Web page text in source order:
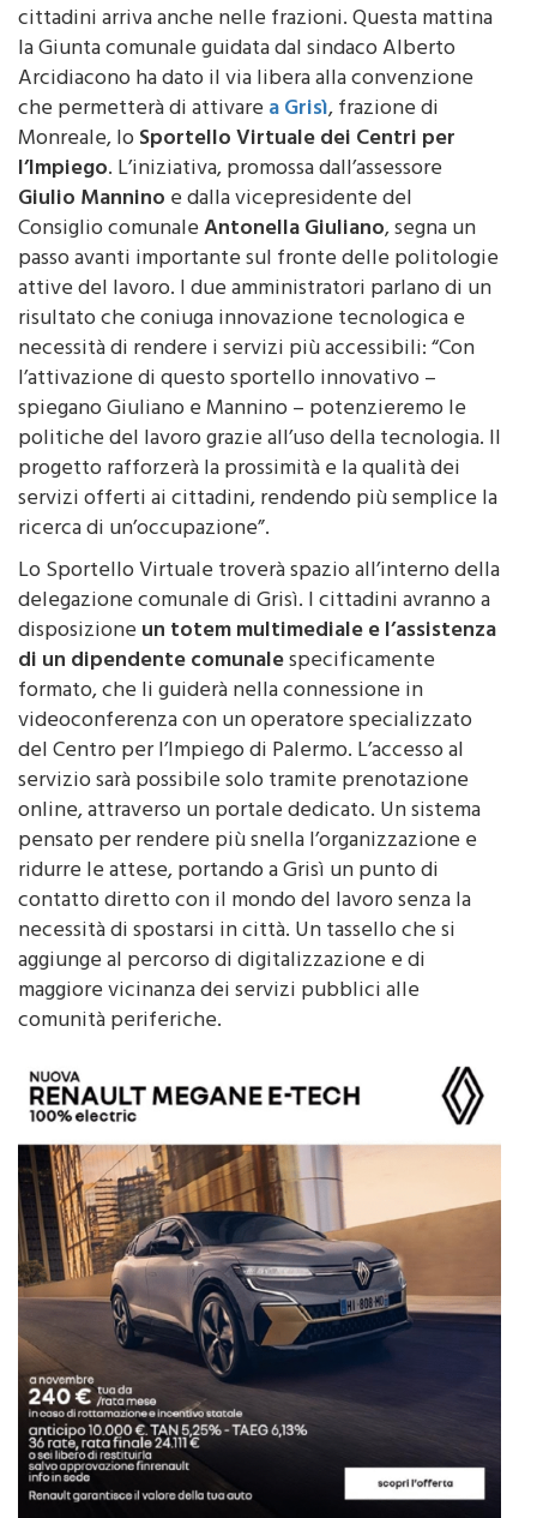
La spinta verso servizi più moderni e vicini ai
cittadini arriva anche nelle frazioni. Questa mattina
la Giunta comunale guidata dal sindaco Alberto
Arcidiacono ha dato il via libera alla convenzione
che permetterà di attivarea Grisì, frazione di
Monreale, loSportello Virtuale dei Centri per
l’Impiego. L’iniziativa, promossa dall’assessore
Giulio Manninoe dalla vicepresidente del
Consiglio comunaleAntonella Giuliano, segna un
passo avanti importante sul fronte delle politologie
attive del lavoro. I due amministratori parlano di un
risultato che coniuga innovazione tecnologica e
necessità di rendere i servizi più accessibili: “Con
l’attivazione di questo sportello innovativo –
spiegano Giuliano e Mannino – potenzieremo le
politiche del lavoro grazie all’uso della tecnologia. Il
progetto rafforzerà la prossimità e la qualità dei
servizi offerti ai cittadini, rendendo più semplice la
ricerca di un’occupazione”.
Lo Sportello Virtuale troverà spazio all’interno della
delegazione comunale di Grisì. I cittadini avranno a
disposizioneun totem multimediale e l’assistenza
di un dipendente comunalespecificamente
formato, che li guiderà nella connessione in
videoconferenza con un operatore specializzato
del Centro per l’Impiego di Palermo. L’accesso al
servizio sarà possibile solo tramite prenotazione
online, attraverso un portale dedicato. Un sistema
pensato per rendere più snella l’organizzazione e
ridurre le attese, portando a Grisì un punto di
contatto diretto con il mondo del lavoro senza la
necessità di spostarsi in città. Un tassello che si
aggiunge al percorso di digitalizzazione e di
maggiore vicinanza dei servizi pubblici alle